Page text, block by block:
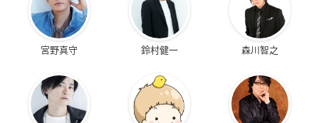
宮野真守 鈴村健一 森川智之